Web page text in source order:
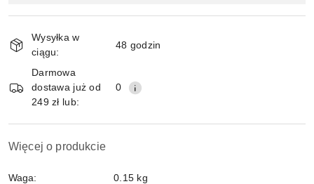
Wyślij
dostawa
Wysyłka w
ciągu:
48 godzin
Darmowa
dostawa już od
249 zł lub:
0
Więcej o produkcie
Waga: 0.15 kg